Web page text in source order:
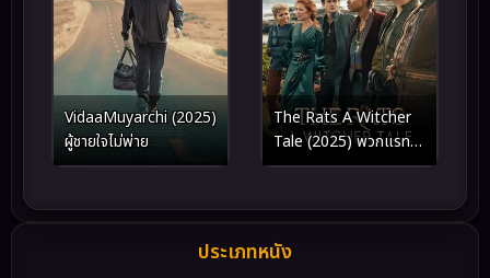
VidaaMuyarchi (2025)
ผู้ชายใจไม่พ่าย
The Rats A Witcher
Tale (2025) พวกแรทส์
ตำนานนักล่าจอมอสูร
ประเภทหนัง